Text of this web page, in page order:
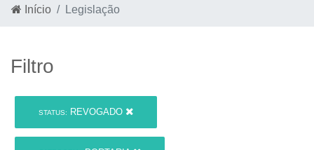
Início Legislação
Filtro
STATUS: REVOGADO